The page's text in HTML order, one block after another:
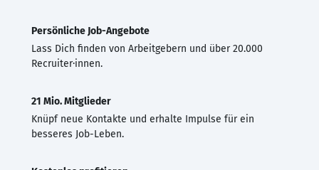
Persönliche Job-Angebote
Lass Dich finden von Arbeitgebern und über 20.000
Recruiter·innen.
21 Mio. Mitglieder
Knüpf neue Kontakte und erhalte Impulse für ein
besseres Job-Leben.